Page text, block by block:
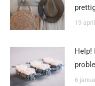
19
Help!
6